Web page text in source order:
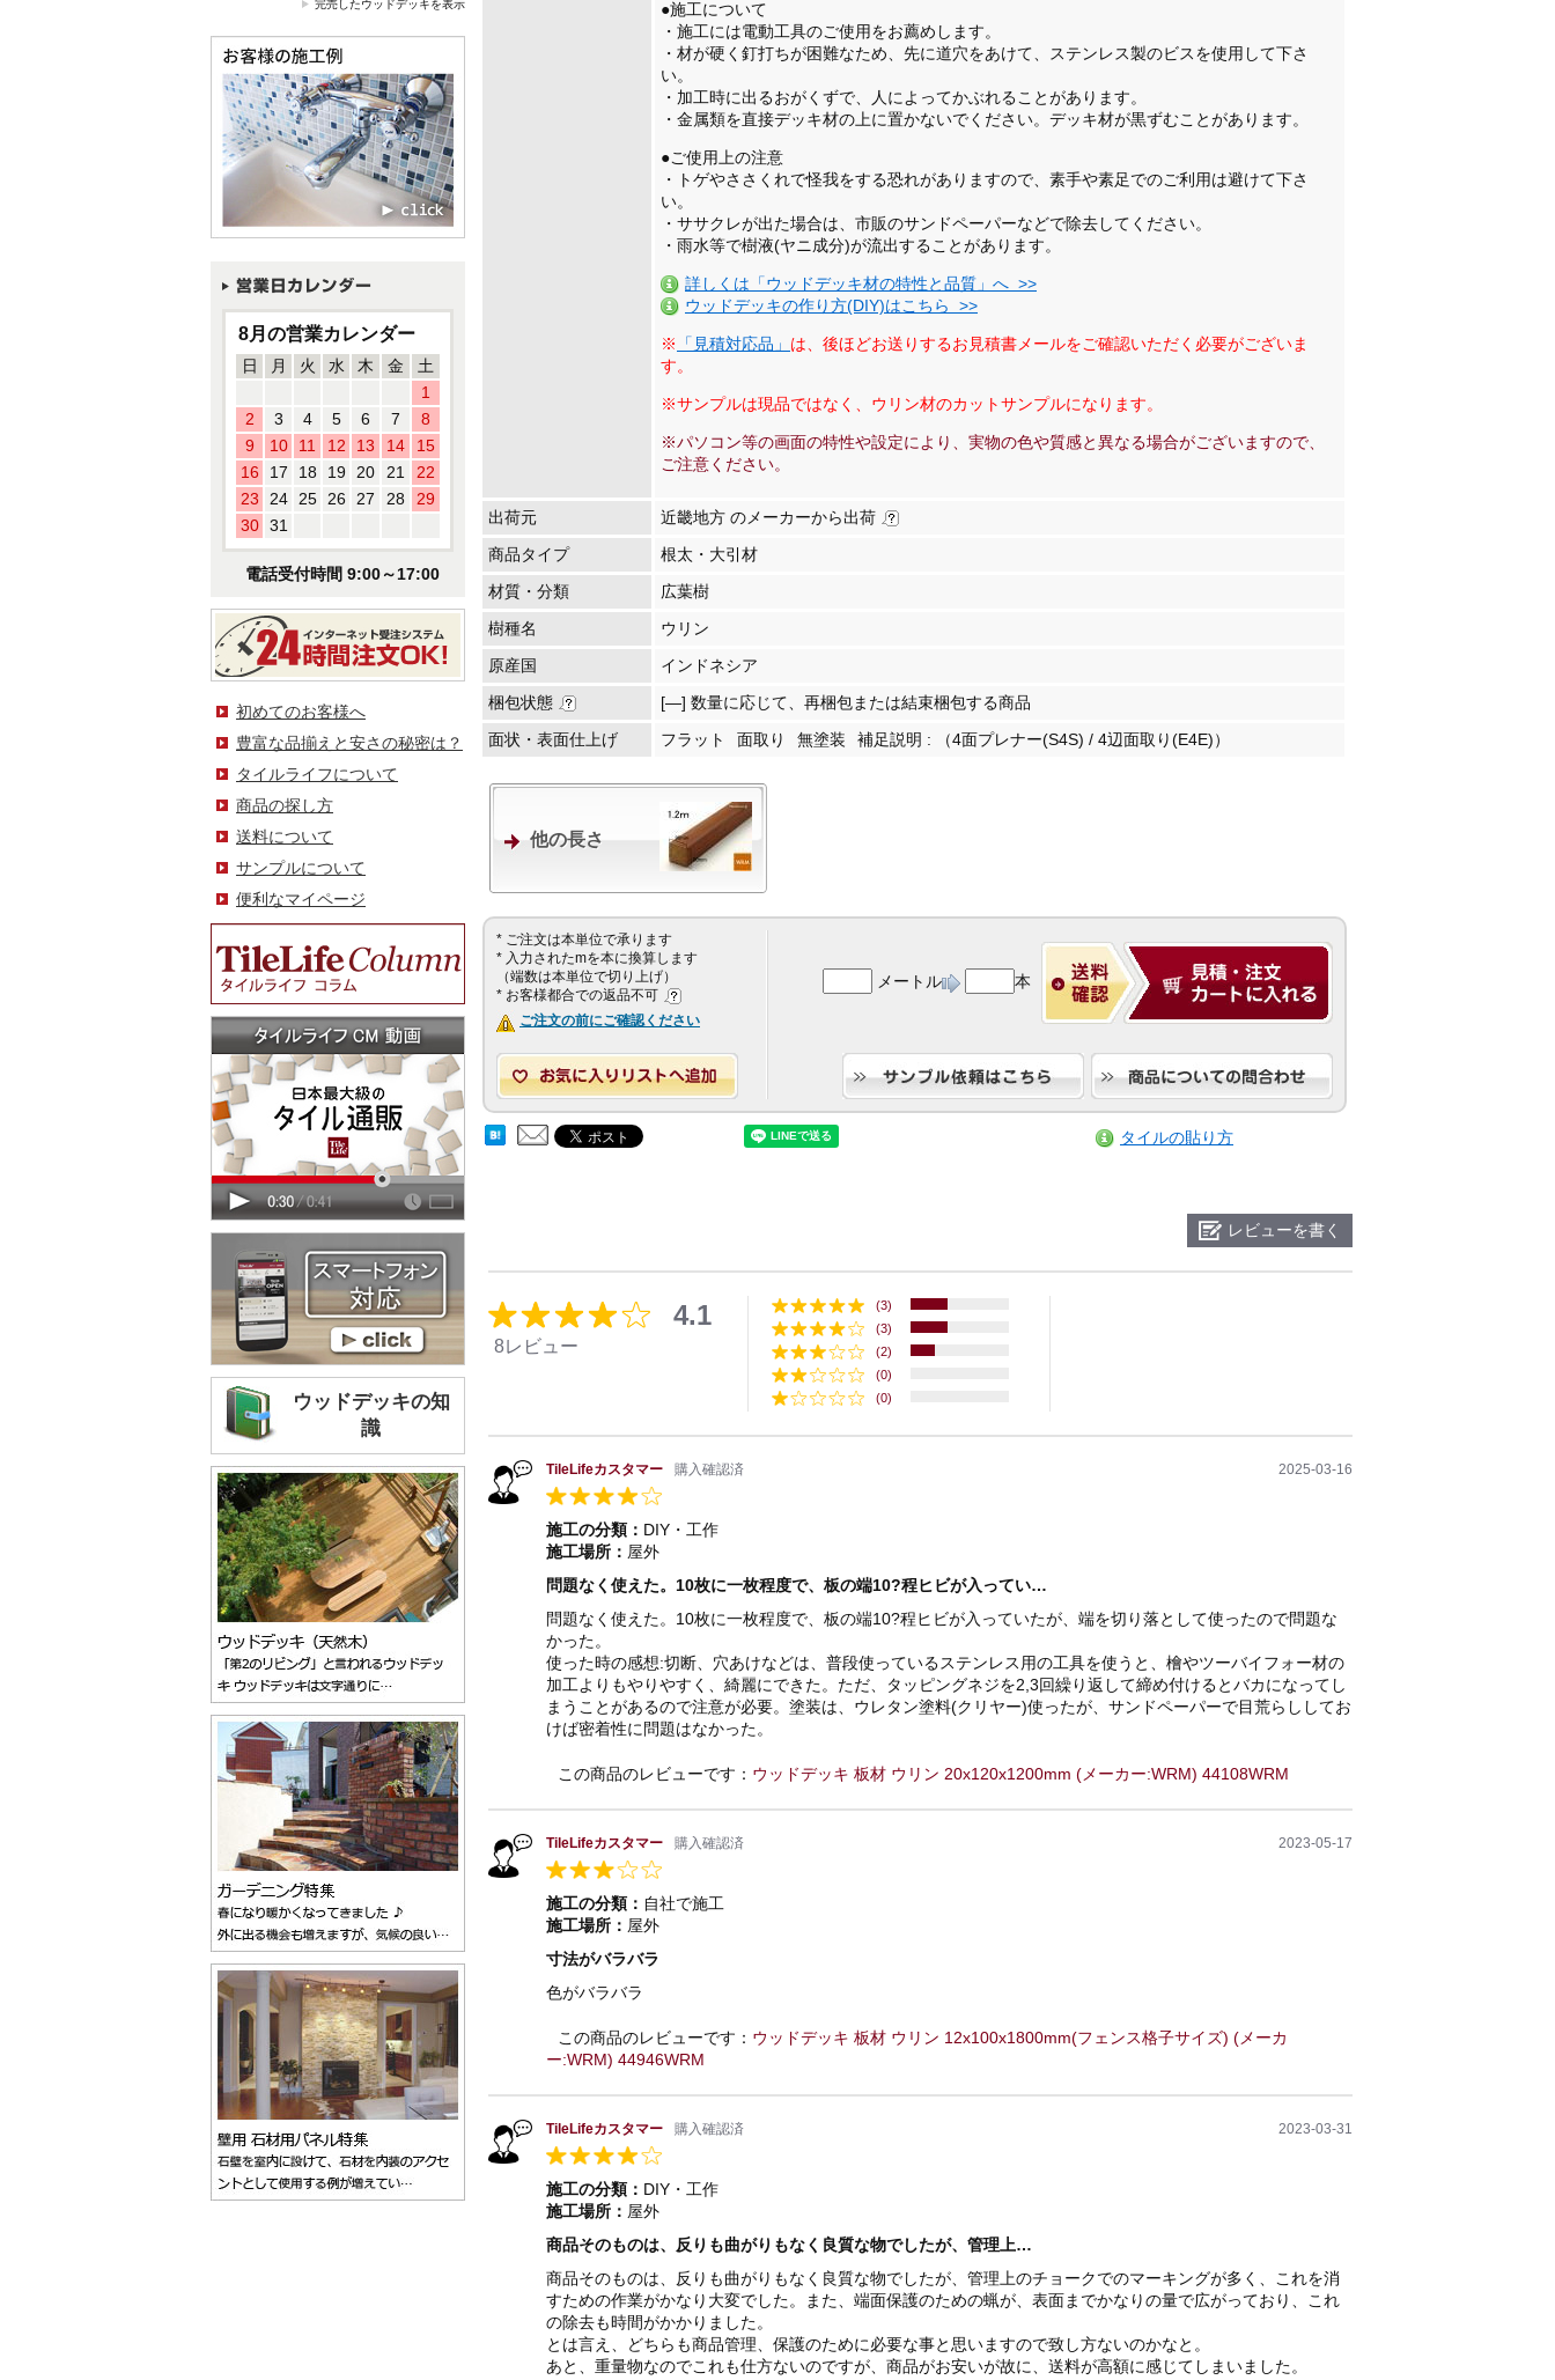
完売したウッドデッキを表示
8月の営業カレンダー
日 月 火 水 木 金
土
1
2
3 4 5 6 7
8
9
10 11 12 13 14
15
16
17 18 19 20 21
22
23
24 25 26 27 28
29
30 31
電話受付時間 9:00～17:00
初めてのお客様へ
豊富な品揃えと安さの秘密は？
タイルライフについて
商品の探し方
送料について
サンプルについて
便利なマイページ
ウッドデッキの知
識
●施工について
・施工には電動工具のご使用をお薦めします。
・材が硬く釘打ちが困難なため、先に道穴をあけて、ステンレス製のビスを使用して下さ
い。
・加工時に出るおがくずで、人によってかぶれることがあります。
・金属類を直接デッキ材の上に置かないでください。デッキ材が黒ずむことがあります。
●ご使用上の注意
・トゲやささくれで怪我をする恐れがありますので、素手や素足でのご利用は避けて下さ
い。
・ササクレが出た場合は、市販のサンドペーパーなどで除去してください。
・雨水等で樹液(ヤニ成分)が流出することがあります。
詳しくは「ウッドデッキ材の特性と品質」へ >>
ウッドデッキの作り方(DIY)はこちら >>
※ 「見積対応品」 は、後ほどお送りするお見積書メールをご確認いただく必要がございま
す。
※サンプルは現品ではなく、ウリン材のカットサンプルになります。
※パソコン等の画面の特性や設定により、実物の色や質感と異なる場合がございますので、
ご注意ください。
出荷元
近畿地方 のメーカーから出荷
商品タイプ
根太・大引材
材質・分類
広葉樹
樹種名
ウリン
原産国
インドネシア
梱包状態
[―] 数量に応じて、再梱包または結束梱包する商品
面状・表面仕上げ
フラット 面取り 無塗装 補足説明 : （4面プレナー(S4S) / 4辺面取り(E4E)）
他の長さ
* ご注文は本単位で承ります
* 入力されたmを本に換算します
（端数は本単位で切り上げ）
* お客様都合での返品不可
ご注文の前にご確認ください
メートル 本
タイルの貼り方
レビューを書く
4.1
8レビュー
(3)
(3)
(2)
(0)
(0)
TileLifeカスタマー 購入確認済 2025-03-16
施工の分類： DIY・工作
施工場所： 屋外
問題なく使えた。10枚に一枚程度で、板の端10?程ヒビが入ってい…
問題なく使えた。10枚に一枚程度で、板の端10?程ヒビが入っていたが、端を切り落として使ったので問題な
かった。
使った時の感想:切断、穴あけなどは、普段使っているステンレス用の工具を使うと、檜やツーバイフォー材の
加工よりもやりやすく、綺麗にできた。ただ、タッピングネジを2,3回繰り返して締め付けるとバカになってし
まうことがあるので注意が必要。塗装は、ウレタン塗料(クリヤー)使ったが、サンドペーパーで目荒らししてお
けば密着性に問題はなかった。
この商品のレビューです： ウッドデッキ 板材 ウリン 20x120x1200mm (メーカー:WRM) 44108WRM
TileLifeカスタマー 購入確認済 2023-05-17
施工の分類： 自社で施工
施工場所： 屋外
寸法がバラバラ
色がバラバラ
この商品のレビューです： ウッドデッキ 板材 ウリン 12x100x1800mm(フェンス格子サイズ) (メーカ
ー:WRM) 44946WRM
TileLifeカスタマー 購入確認済 2023-03-31
施工の分類： DIY・工作
施工場所： 屋外
商品そのものは、反りも曲がりもなく良質な物でしたが、管理上…
商品そのものは、反りも曲がりもなく良質な物でしたが、管理上のチョークでのマーキングが多く、これを消
すための作業がかなり大変でした。また、端面保護のための蝋が、表面までかなりの量で広がっており、これ
の除去も時間がかかりました。
とは言え、どちらも商品管理、保護のために必要な事と思いますので致し方ないのかなと。
あと、重量物なのでこれも仕方ないのですが、商品がお安いが故に、送料が高額に感じてしまいました。